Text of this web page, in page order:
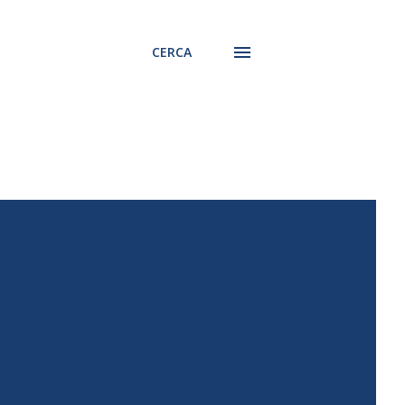
CERCA